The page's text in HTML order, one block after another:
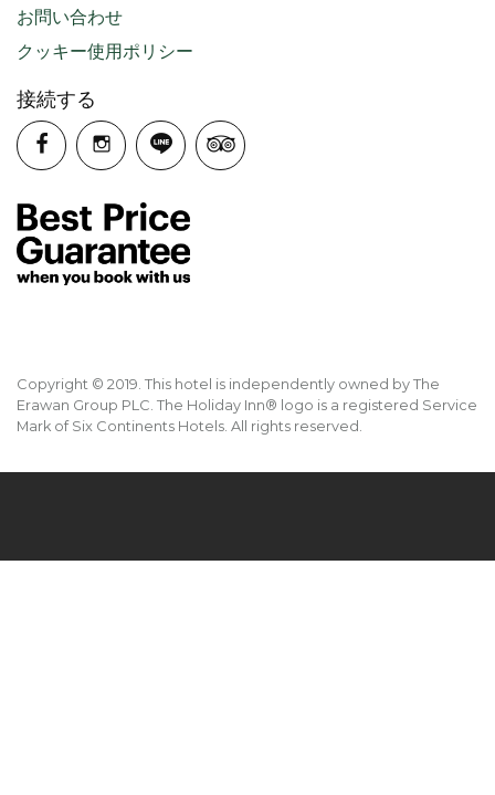
お問い合わせ
クッキー使用ポリシー
接続する
Copyright © 2019. This hotel is independently owned by The
Erawan Group PLC. The Holiday Inn® logo is a registered Service
Mark of Six Continents Hotels. All rights reserved.